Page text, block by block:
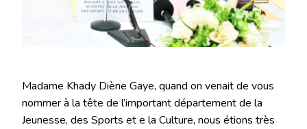
Madame Khady Diène Gaye, quand on venait de vous
nommer à la tête de l’important département de la
Jeunesse, des Sports et e la Culture, nous étions très